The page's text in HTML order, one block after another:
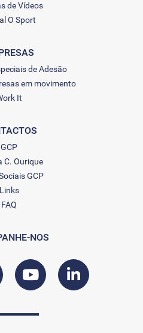
de Vídeos
O Sport
de Adesão
em movimento
It
GCP
C. Ourique
GCP
Links
FAQ
NOS